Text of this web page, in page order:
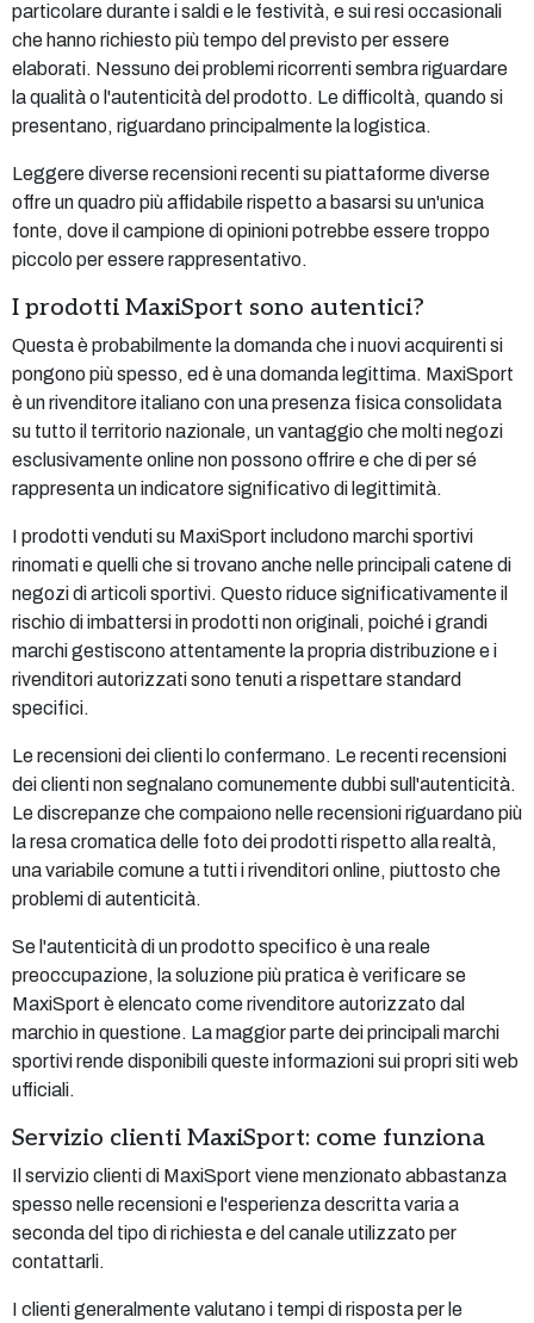
particolare durante i saldi e le festività, e sui resi occasionali
che hanno richiesto più tempo del previsto per essere
elaborati. Nessuno dei problemi ricorrenti sembra riguardare
la qualità o l'autenticità del prodotto. Le difficoltà, quando si
presentano, riguardano principalmente la logistica.
Leggere diverse recensioni recenti su piattaforme diverse
offre un quadro più affidabile rispetto a basarsi su un'unica
fonte, dove il campione di opinioni potrebbe essere troppo
piccolo per essere rappresentativo.
I prodotti MaxiSport sono autentici?
Questa è probabilmente la domanda che i nuovi acquirenti si
pongono più spesso, ed è una domanda legittima. MaxiSport
è un rivenditore italiano con una presenza fisica consolidata
su tutto il territorio nazionale, un vantaggio che molti negozi
esclusivamente online non possono offrire e che di per sé
rappresenta un indicatore significativo di legittimità.
I prodotti venduti su MaxiSport includono marchi sportivi
rinomati e quelli che si trovano anche nelle principali catene di
negozi di articoli sportivi. Questo riduce significativamente il
rischio di imbattersi in prodotti non originali, poiché i grandi
marchi gestiscono attentamente la propria distribuzione e i
rivenditori autorizzati sono tenuti a rispettare standard
specifici.
Le recensioni dei clienti lo confermano. Le recenti recensioni
dei clienti non segnalano comunemente dubbi sull'autenticità.
Le discrepanze che compaiono nelle recensioni riguardano più
la resa cromatica delle foto dei prodotti rispetto alla realtà,
una variabile comune a tutti i rivenditori online, piuttosto che
problemi di autenticità.
Se l'autenticità di un prodotto specifico è una reale
preoccupazione, la soluzione più pratica è verificare se
MaxiSport è elencato come rivenditore autorizzato dal
marchio in questione. La maggior parte dei principali marchi
sportivi rende disponibili queste informazioni sui propri siti web
ufficiali.
Servizio clienti MaxiSport: come funziona
Il servizio clienti di MaxiSport viene menzionato abbastanza
spesso nelle recensioni e l'esperienza descritta varia a
seconda del tipo di richiesta e del canale utilizzato per
contattarli.
I clienti generalmente valutano i tempi di risposta per le